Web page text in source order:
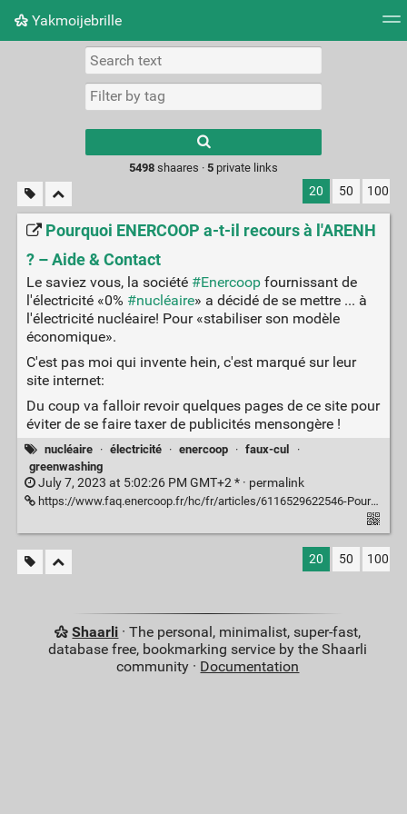
Yakmoijebrille
Picture wall
results.
5498shaares · 5private links
20 50 100
Pourquoi ENERCOOP a-t-il recours à l'ARENH
? – Aide & Contact
Le saviez vous, la société #Enercoopfournissant de
l'électricité «0% #nucléaire» a décidé de se mettre ... à
l'électricité nucléaire! Pour «stabiliser son modèle
économique».
C'est pas moi qui invente hein, c'est marqué sur leur
site internet:
Du coup va falloir revoir quelques pages de ce site pour
éviter de se faire taxer de publicités mensongère !
nucléaire · électricité · enercoop · faux-cul
·
greenwashing
July 7, 2023 at 5:02:26 PM GMT+2 * · permalink
https://www.faq.enercoop.fr/hc/fr/articles/6116529622546-Pourquoi-ENERCOOP-a-t-il-recours-%C3%A0-l-ARENH-
20 50 100
Shaarli · The personal, minimalist, super-fast,
database free, bookmarking service by the Shaarli
community · Documentation